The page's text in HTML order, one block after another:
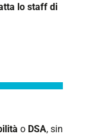
lo staff di
o DSA, sin